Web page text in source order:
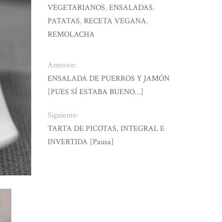
VEGETARIANOS,ENSALADAS,
PATATAS,RECETA VEGANA,
REMOLACHA
Anterior:
ENSALADA DE PUERROS Y JAMÓN
[PUES SÍ ESTABA BUENO…]
Siguiente:
TARTA DE PICOTAS, INTEGRAL E
INVERTIDA [Pausa]